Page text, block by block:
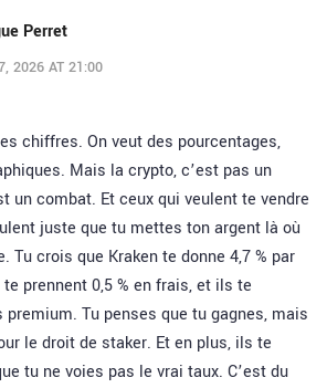
Perret
2026 AT 21:00
chiffres. On veut des pourcentages,
Mais la crypto, c’est pas un
un combat. Et ceux qui veulent te vendre
juste que tu mettes ton argent là où
Tu crois que Kraken te donne 4,7 % par
prennent 0,5 % en frais, et ils te
Tu penses que tu gagnes, mais
le droit de staker. Et en plus, ils te
tu ne voies pas le vrai taux. C’est du